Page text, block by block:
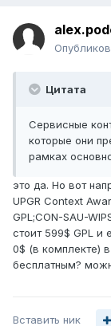
Цитата
Сервисные
которые они
рамках
это да. Но вот
UPGR Context
GPL;CON-SAU-
стоит 599$ GPL и
0$ (в комплекте)
бесплатным?
Вставить ник